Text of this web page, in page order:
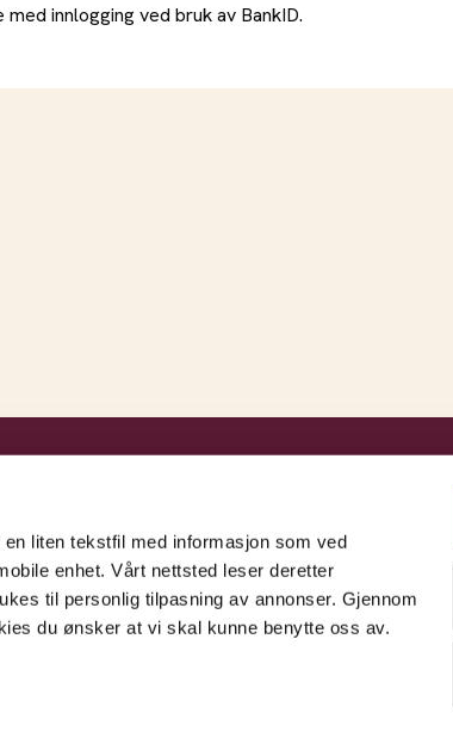
liten tekstfil med informasjon som ved
enhet. Vårt nettsted leser deretter
til personlig tilpasning av annonser. Gjennom
du ønsker at vi skal kunne benytte oss av.
innlogging ved bruk av BankID.
1327 Lysaker Omkostninger
Innstillinger for